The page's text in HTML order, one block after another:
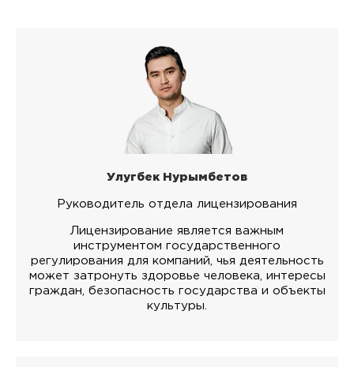
Улугбек Нурымбетов
Руководитель отдела лицензирования
Лицензирование является важным
инструментом государственного
регулирования для компаний, чья деятельность
может затронуть здоровье человека, интересы
граждан, безопасность государства и объекты
культуры.